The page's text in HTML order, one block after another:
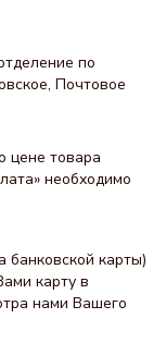
по
Почтовое
цене товара
необходимо
карты)
карту в
нами Вашего